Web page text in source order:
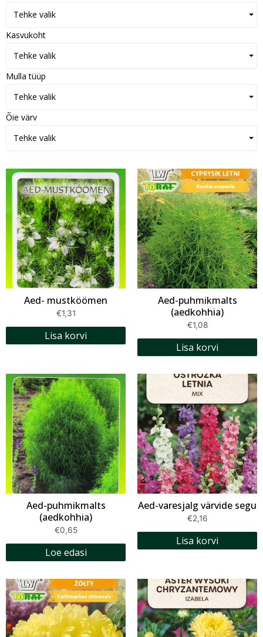
Tehke valik
Kasvukoht
Tehke valik
Mulla tüüp
Tehke valik
Õie värv
Tehke valik
Aed- mustköömen
€1,31
Lisa korvi
Aed-puhmikmalts
(aedkohhia)
€1,08
Lisa korvi
Aed-puhmikmalts
(aedkohhia)
€0,65
Loe edasi
Aed-varesjalg värvide segu
€2,16
Lisa korvi